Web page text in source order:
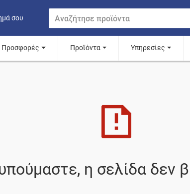
σου
Προσφορές Προϊόντα Υπηρεσίες
η σελίδα δεν